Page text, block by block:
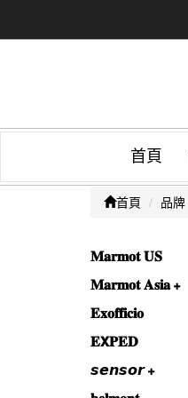
首頁
首頁 品牌
𝐌𝐚𝐫𝐦𝐨𝐭 𝐔𝐒
𝐌𝐚𝐫𝐦𝐨𝐭 𝐀𝐬𝐢𝐚
𝐄𝐱𝐨𝐟𝐟𝐢𝐜𝐢𝐨
𝐄𝗫𝐏𝐄𝐃
𝙨𝙚𝙣𝙨𝙤𝙧